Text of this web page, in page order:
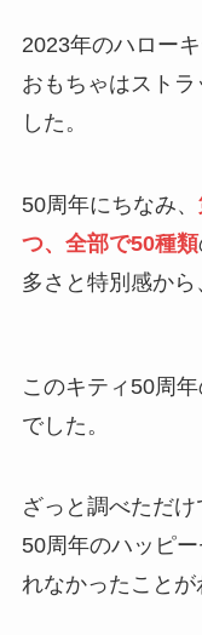
2023年のハロー
おもちゃはスト
した。
50周年にちなみ、
つ、全部で50種類
多さと特別感から
このキティ50周
でした。
ざっと調べただ
50周年のハッピ
れなかったことが